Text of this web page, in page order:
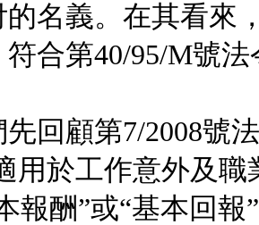
名義。在其看來
合第40/95/M號
顧第7/2008號法
用於工作意外及
報酬”或“基本回報